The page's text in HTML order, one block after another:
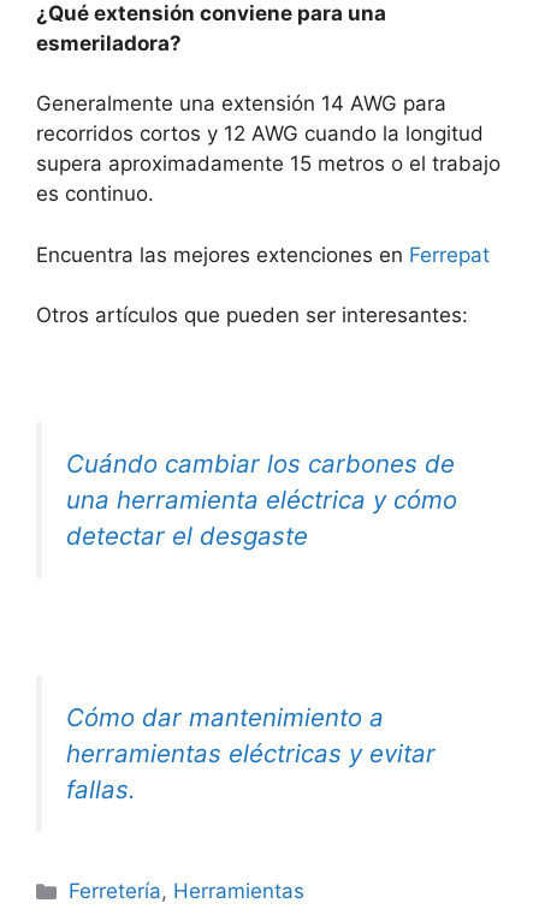
¿Qué extensión conviene para una
esmeriladora?
Generalmente una extensión 14 AWG para
recorridos cortos y 12 AWG cuando la longitud
supera aproximadamente 15 metros o el trabajo
es continuo.
Encuentra las mejores extenciones en Ferrepat
Otros artículos que pueden ser interesantes:
Cuándo cambiar los carbones de
una herramienta eléctrica y cómo
detectar el desgaste
Cómo dar mantenimiento a
herramientas eléctricas y evitar
fallas.
Categorías
Ferretería, Herramientas